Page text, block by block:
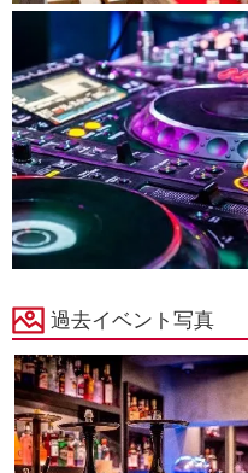
過去イベント写真